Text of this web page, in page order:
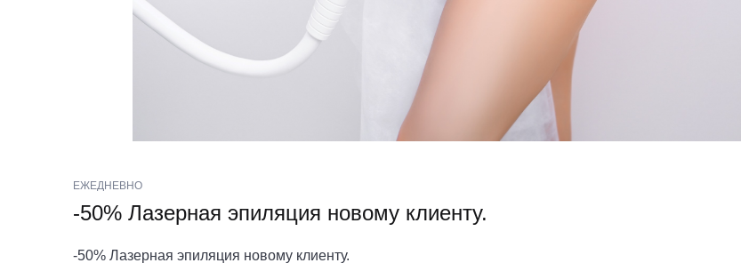
ЕЖЕДНЕВНО
-50% Лазерная эпиляция новому клиенту.
-50% Лазерная эпиляция новому клиенту.